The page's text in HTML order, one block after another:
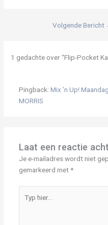
Volgende Bericht
1 gedachte over “Flip-Pocket
Pingback: Mix ’n Up!
MORRIS
Laat een reactie
Je e-mailadres wordt niet
gemarkeerd met*
hier...